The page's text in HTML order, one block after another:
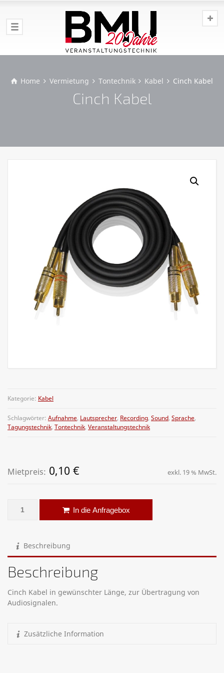
Home Vermietung Tontechnik Kabel Cinch Kabel
Cinch Kabel
Kategorie: Kabel
Schlagwörter: Aufnahme, Lautsprecher, Recording, Sound, Sprache,
Tagungstechnik, Tontechnik, Veranstaltungstechnik
Mietpreis: 0,10 € exkl. 19 % MwSt.
Cinch Kabel Menge In die Anfragebox
Beschreibung
Beschreibung
Cinch Kabel in gewünschter Länge, zur Übertragung von
Audiosignalen.
Zusätzliche Information